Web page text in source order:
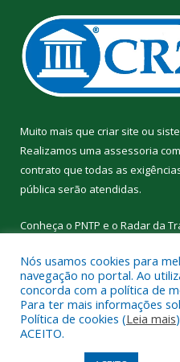
Muito mais que criar site ou
Realizamos uma assessoria
contrato que todas as
pública serão atendidas.
Conheça o PNTP e o Radar da
Todos os direitos
Nós usamos cookies para
navegação no portal. Ao
concorda com a política de
Para ter mais informações
Política de cookies (Leia mais
ACEITO.